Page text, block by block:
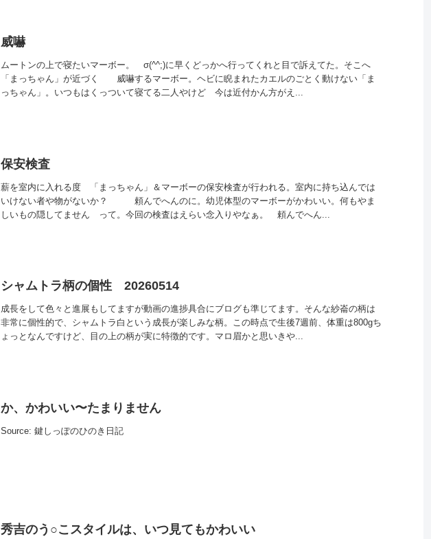
威嚇
ムートンの上で寝たいマーボー。 σ(^^;)に早くどっかへ行ってくれと目で訴えてた。そこへ
「まっちゃん」が近づく 威嚇するマーボー。ヘビに睨まれたカエルのごとく動けない「ま
っちゃん」。いつもはくっついて寝てる二人やけど 今は近付かん方がえ...
保安検査
薪を室内に入れる度 「まっちゃん」＆マーボーの保安検査が行われる。室内に持ち込んでは
いけない者や物がないか？ 頼んでへんのに。幼児体型のマーボーがかわいい。何もやま
しいもの隠してません って。今回の検査はえらい念入りやなぁ。 頼んでへん...
シャムトラ柄の個性 20260514
成長をして色々と進展もしてますが動画の進捗具合にブログも準じてます。そんな紗崙の柄は
非常に個性的で、シャムトラ白という成長が楽しみな柄。この時点で生後7週前、体重は800gち
ょっとなんですけど、目の上の柄が実に特徴的です。マロ眉かと思いきや...
か、かわいい〜たまりません
Source: 鍵しっぽのひのき日記
秀吉のう○こスタイルは、いつ見てもかわいい